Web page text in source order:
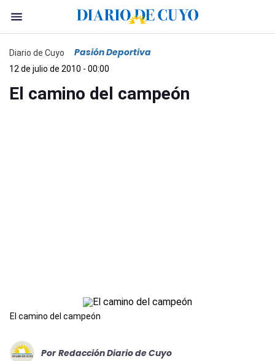
Diario de Cuyo Pasión Deportiva
12 de julio de 2010 - 00:00
El camino del campeón
El camino del campeón
Por Redacción Diario de Cuyo